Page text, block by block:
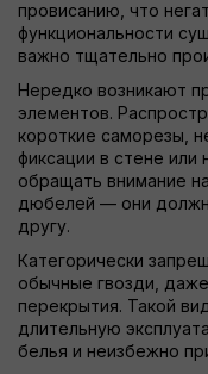
провисанию, что
функциональности
важно тщательно
Нередко возникают
элементов.
короткие саморезы,
фиксации в стене или
обращать внимание
дюбелей — они
другу.
Категорически
обычные гвозди,
перекрытия. Такой
длительную
белья и неизбежно